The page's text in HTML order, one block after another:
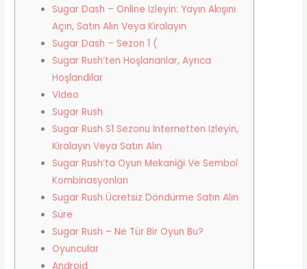
Sugar Dash – Online Izleyin: Yayın Akışını
Açın, Satın Alın Veya Kiralayın
Sugar Dash – Sezon 1 (
Sugar Rush’ten Hoşlananlar, Ayrıca
Hoşlandılar
Video
Sugar Rush
Sugar Rush S1 Sezonu Internetten Izleyin,
Kiralayın Veya Satın Alın
Sugar Rush’ta Oyun Mekaniği Ve Sembol
Kombinasyonları
Sugar Rush Ücretsiz Döndürme Satın Alın
Süre
Sugar Rush – Ne Tür Bir Oyun Bu?
Oyuncular
Android